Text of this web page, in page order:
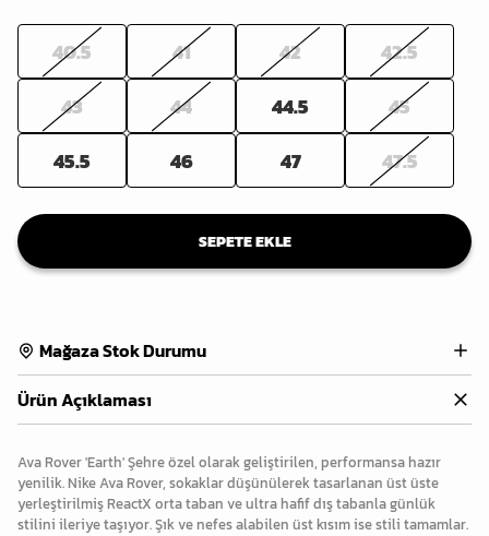
40.5 41 42
42.5
43
44 44.5
45
45.5
46 47 47.5
SEPETE EKLE
Mağaza Stok Durumu
Ürün Açıklaması
Ava Rover 'Earth' Şehre özel olarak geliştirilen, performansa hazır
yenilik. Nike Ava Rover, sokaklar düşünülerek tasarlanan üst üste
yerleştirilmiş ReactX orta taban ve ultra hafif dış tabanla günlük
stilini ileriye taşıyor. Şık ve nefes alabilen üst kısım ise stili tamamlar.